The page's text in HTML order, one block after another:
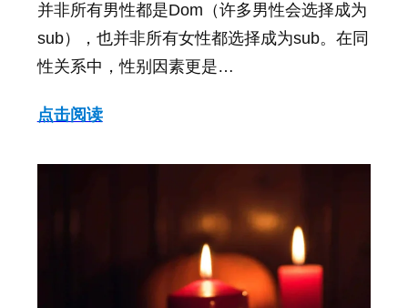
并非所有男性都是Dom（许多男性会选择成为
sub），也并非所有女性都选择成为sub。在同
性关系中，性别因素更是…
点击阅读